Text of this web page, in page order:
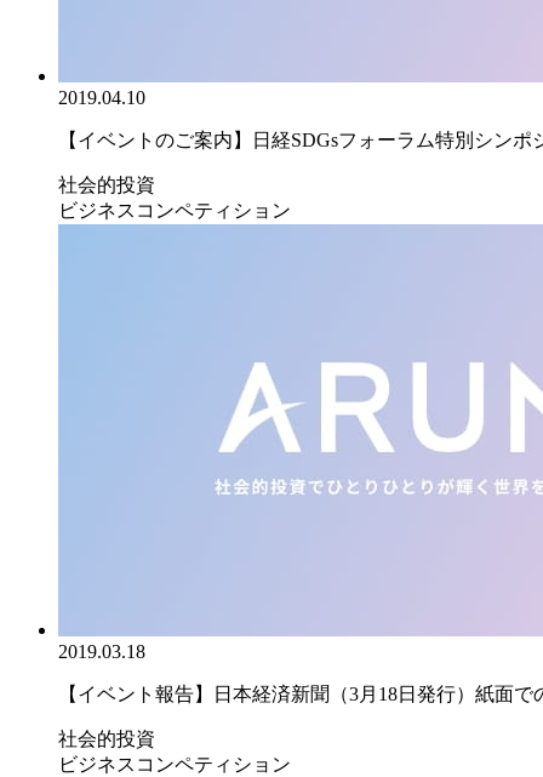
2019.04.10
【イベントのご案内】日経SDGsフォーラム特別シンポ
社会的投資
ビジネスコンペティション
2019.03.18
【イベント報告】日本経済新聞（3月18日発行）紙面で
社会的投資
ビジネスコンペティション